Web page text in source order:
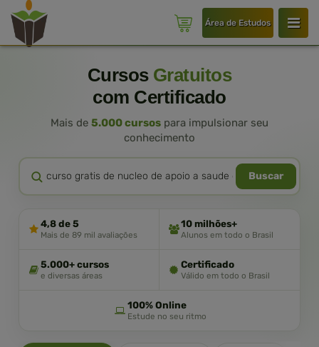
Área de Estudos
Cursos Gratuitos
com Certificado
Mais de 5.000 cursos para impulsionar seu
conhecimento
Buscar
4,8 de 5
Mais de 89 mil avaliações
10 milhões+
Alunos em todo o Brasil
5.000+ cursos
e diversas áreas
Certificado
Válido em todo o Brasil
100% Online
Estude no seu ritmo